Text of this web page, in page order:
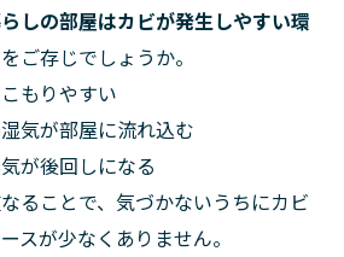
しの部屋はカビが発生しやすい環
ご存じでしょうか。
もりやすい
気が部屋に流れ込む
が後回しになる
ることで、気づかないうちにカビ
スが少なくありません。